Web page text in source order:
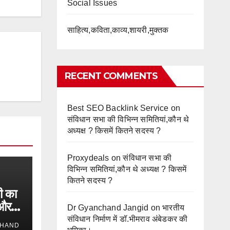
का
Social Issues
साहित्य,कविता,काव्य,शायरी,मुक्तक
RECENT COMMENTS
Best SEO Backlink Service on
संविधान सभा की विभिन्न समितियां,कौन थे
अध्यक्ष ? किसमें कितने सदस्य ?
Proxydeals onसंविधान सभा की
विभिन्न समितियां,कौन थे अध्यक्ष ? किसमें
कितने सदस्य ?
Dr Gyanchand Jangid onभारतीय
संविधान निर्माण में डॉ.भीमराव अंबेडकर की